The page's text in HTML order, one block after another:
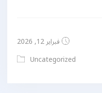
فبراير 12, 2026
Uncategorized